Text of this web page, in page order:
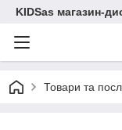
KIDSas магазин-
Товари та